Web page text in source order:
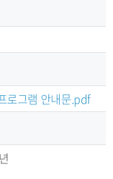
로그램 안내문.pdf